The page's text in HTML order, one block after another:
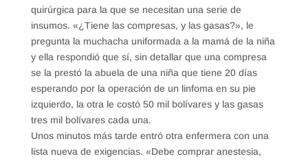
quirúrgica para la que se necesitan una serie de
insumos. «¿Tiene las compresas, y las gasas?», le
pregunta la muchacha uniformada a la mamá de la niña
y ella respondió que sí, sin detallar que una compresa
se la prestó la abuela de una niña que tiene 20 días
esperando por la operación de un linfoma en su pie
izquierdo, la otra le costó 50 mil bolívares y las gasas
tres mil bolívares cada una.
Unos minutos más tarde entró otra enfermera con una
lista nueva de exigencias. «Debe comprar anestesia,